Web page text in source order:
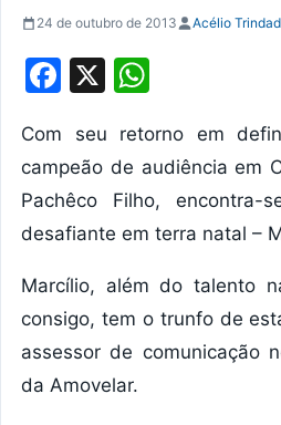
24 de outubro de 2013 Acélio
Facebook
X
Com seu retorno em
campeão de audiência em
Pachêco Filho, encontra-
desafiante em terra natal –
Marcílio, além do talento
consigo, tem o trunfo de
assessor de comunicação
da Amovelar.